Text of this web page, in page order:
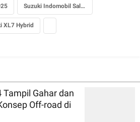
Suzuki Indomobil Sales
XL7 Hybrid
Gahar dan
Off-road di